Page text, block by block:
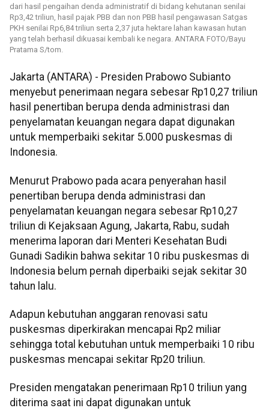
dari hasil pengaihan denda administratif di bidang kehutanan senilai
Rp3,42 triliun, hasil pajak PBB dan non PBB hasil pengawasan Satgas
PKH senilai Rp6,84 triliun serta 2,37 juta hektare lahan kawasan hutan
yang telah berhasil dikuasai kembali ke negara. ANTARA FOTO/Bayu
Pratama S/tom.
Jakarta (ANTARA) - Presiden Prabowo Subianto
menyebut penerimaan negara sebesar Rp10,27 triliun
hasil penertiban berupa denda administrasi dan
penyelamatan keuangan negara dapat digunakan
untuk memperbaiki sekitar 5.000 puskesmas di
Indonesia.
Menurut Prabowo pada acara penyerahan hasil
penertiban berupa denda administrasi dan
penyelamatan keuangan negara sebesar Rp10,27
triliun di Kejaksaan Agung, Jakarta, Rabu, sudah
menerima laporan dari Menteri Kesehatan Budi
Gunadi Sadikin bahwa sekitar 10 ribu puskesmas di
Indonesia belum pernah diperbaiki sejak sekitar 30
tahun lalu.
Adapun kebutuhan anggaran renovasi satu
puskesmas diperkirakan mencapai Rp2 miliar
sehingga total kebutuhan untuk memperbaiki 10 ribu
puskesmas mencapai sekitar Rp20 triliun.
Presiden mengatakan penerimaan Rp10 triliun yang
diterima saat ini dapat digunakan untuk